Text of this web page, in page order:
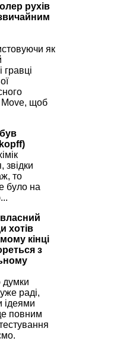
рухів
як
гравці
Move, щоб
звідки
то
було на
хотів
кінці
з
думки
раді,
ідеями
повним